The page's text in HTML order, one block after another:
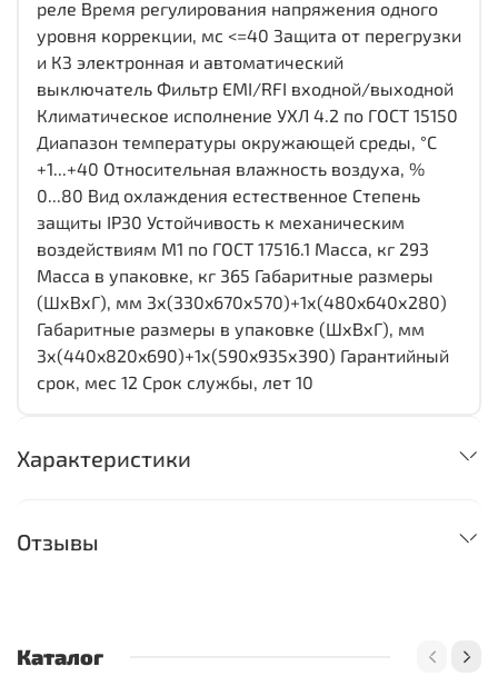
реле Время регулирования напряжения одного
уровня коррекции, мс <=40 Защита от перегрузки
и КЗ электронная и автоматический
выключатель Фильтр EMI/RFI входной/выходной
Климатическое исполнение УХЛ 4.2 по ГОСТ 15150
Диапазон температуры окружающей среды, °С
+1...+40 Относительная влажность воздуха, %
0...80 Вид охлаждения естественное Степень
защиты IP30 Устойчивость к механическим
воздействиям М1 по ГОСТ 17516.1 Масса, кг 293
Масса в упаковке, кг 365 Габаритные размеры
(ШхВхГ), мм 3х(330x670х570)+1х(480x640х280)
Габаритные размеры в упаковке (ШхВхГ), мм
3х(440x820x690)+1х(590x935х390) Гарантийный
срок, мес 12 Срок службы, лет 10
Характеристики
Отзывы
Каталог